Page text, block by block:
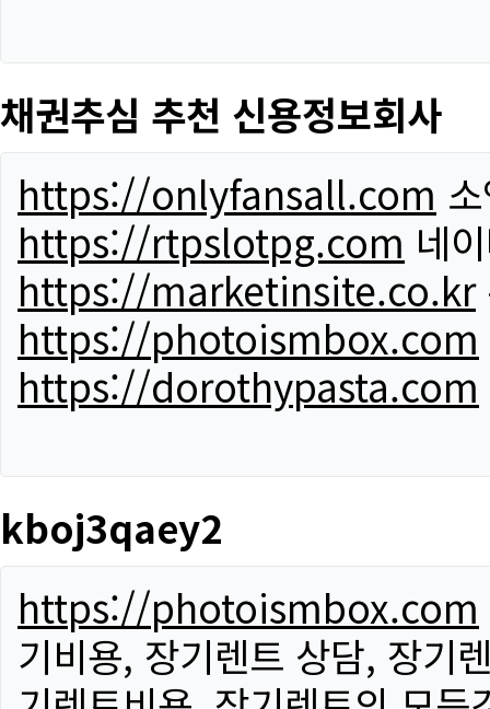
채권추심 추천 신용정보회사
https://onlyfansall.com
https://rtpslotpg.com 네
https://marketinsite.co.kr
https://photoismbox.com
https://dorothypasta.com
kboj3qaey2
https://photoismbox.com
기비용, 장기렌트 상담, 장기